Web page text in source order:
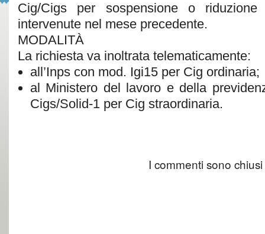
Cig/Cigs per sospensione o riduzione
intervenute nel mese precedente.
MODALITÀ
La richiesta va inoltrata telematicamente:
all’Inps con mod. Igi15 per Cig ordinaria;
al Ministero del lavoro e della
Cigs/Solid-1 per Cig straordinaria.
I commenti sono chiusi